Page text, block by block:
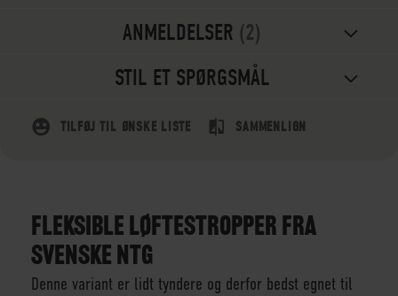
ANMELDELSER 2
STIL ET SPØRGSMÅL
TILFØJ TIL ØNSKE LISTE SAMMENLIGN
FLEKSIBLE LØFTESTROPPER FRA
SVENSKE NTG
Denne variant er lidt tyndere og derfor bedst egnet til